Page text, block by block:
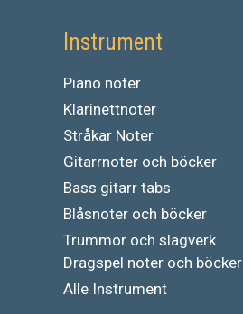
Instrument
Piano noter
Klarinettnoter
Stråkar Noter
Gitarrnoter och böcker
Bass gitarr tabs
Blåsnoter och böcker
Trummor och slagverk
Dragspel noter och böcker
Alle Instrument